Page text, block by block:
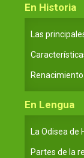
En Historia
Las
En Lengua
La Odisea de
Partes de la